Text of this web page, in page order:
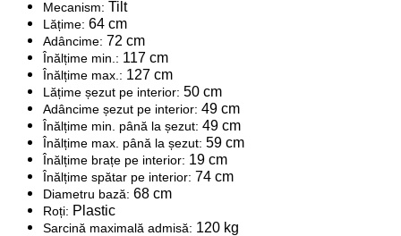
Mecanism: Tilt
Lățime: 64 cm
Adâncime: 72 cm
Înălțime min.: 117 cm
Înălțime max.: 127 cm
Lățime șezut pe interior: 50 cm
Adâncime șezut pe interior: 49 cm
Înălțime min. până la șezut: 49 cm
Înălțime max. până la șezut: 59 cm
Înălțime brațe pe interior: 19 cm
Înălțime spătar pe interior: 74 cm
Diametru bază: 68 cm
Roți: Plastic
Sarcină maximală admisă: 120 kg